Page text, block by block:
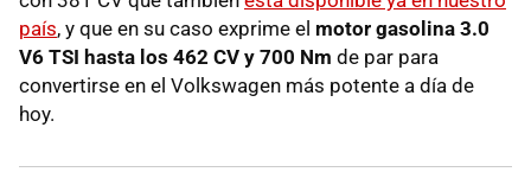
país, y que en su caso exprime el motor gasolina 3.0
V6 TSI hasta los 462 CV y 700 Nm de par para
convertirse en el Volkswagen más potente a día de
hoy.